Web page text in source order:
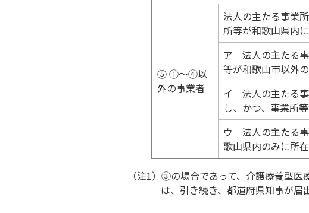
⑤ ①～④以
外の事業者
法人の主たる事業
所等が和歌山県内
ア 法人の主たる事
等が和歌山市以外
イ 法人の主たる事
し、かつ、事業所
ウ 法人の主たる事
歌山県内のみに所
（注1）③の場合であって、介護療養型
は、引き続き、都道府県知事が届